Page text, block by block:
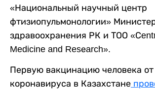
«Национальный научный центр
фтизиопульмонологии»
здравоохранения РК и ТОО
Medicine and Resеarch».
Первую вакцинацию человека от
коронавируса в Казахстане